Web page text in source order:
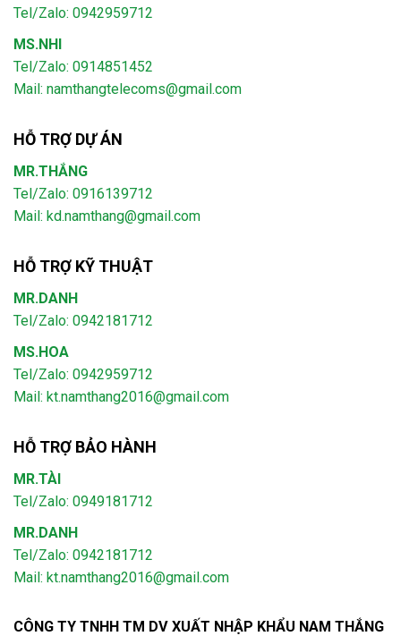
Tel/Zalo: 0942959712
MS.NHI
Tel/Zalo: 0914851452
Mail: namthangtelecoms@gmail.com
HỖ TRỢ DỰ ÁN
MR.THẮNG
Tel/Zalo: 0916139712
Mail: kd.namthang@gmail.com
HỖ TRỢ KỸ THUẬT
MR.DANH
Tel/Zalo: 0942181712
MS.HOA
Tel/Zalo: 0942959712
Mail: kt.namthang2016@gmail.com
HỖ TRỢ BẢO HÀNH
MR.TÀI
Tel/Zalo: 0949181712
MR.DANH
Tel/Zalo: 0942181712
Mail: kt.namthang2016@gmail.com
CÔNG TY TNHH TM DV XUẤT NHẬP KHẨU NAM THẮNG